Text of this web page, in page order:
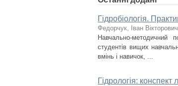
Гідробіологія.
Федорчук, Іван Вікторович
Навчально-методичний
студентів вищих
вмінь і навичок, ...
Гідрологія: конспект